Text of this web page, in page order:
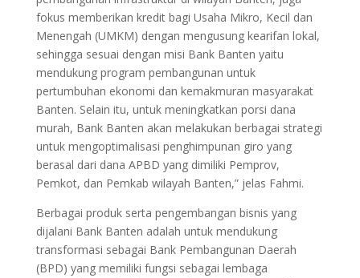
fokus memberikan kredit bagi Usaha Mikro, Kecil dan
Menengah (UMKM) dengan mengusung kearifan lokal,
sehingga sesuai dengan misi Bank Banten yaitu
mendukung program pembangunan untuk
pertumbuhan ekonomi dan kemakmuran masyarakat
Banten. Selain itu, untuk meningkatkan porsi dana
murah, Bank Banten akan melakukan berbagai strategi
untuk mengoptimalisasi penghimpunan giro yang
berasal dari dana APBD yang dimiliki Pemprov,
Pemkot, dan Pemkab wilayah Banten,” jelas Fahmi.
Berbagai produk serta pengembangan bisnis yang
dijalani Bank Banten adalah untuk mendukung
transformasi sebagai Bank Pembangunan Daerah
(BPD) yang memiliki fungsi sebagai lembaga